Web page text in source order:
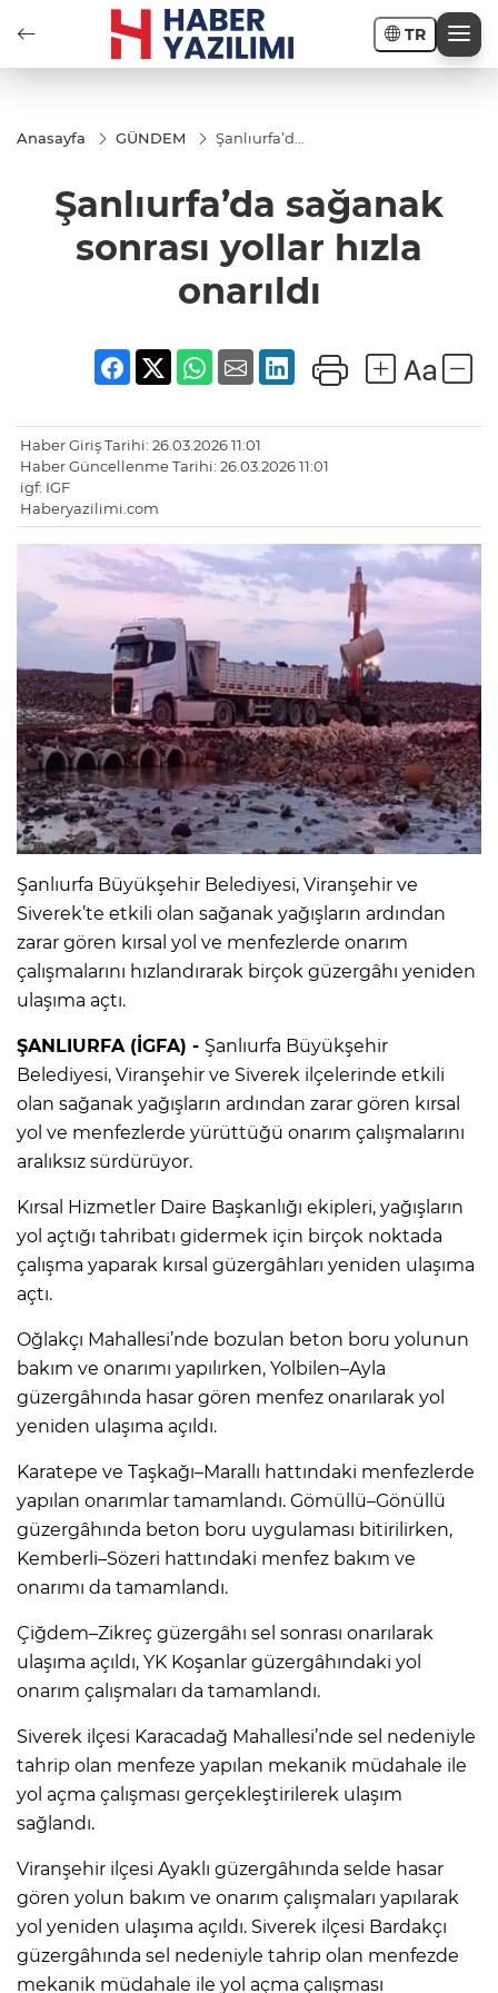
TR
Anasayfa GÜNDEM
Şanlıurfa’da
yollar hızla
onarıldı
Şanlıurfa’da sağanak
sonrası yollar hızla
onarıldı
Haber Giriş Tarihi: 26.03.2026 11:01
Haber Güncellenme Tarihi: 26.03.2026 11:01
igf: IGF
Haberyazilimi.com
Şanlıurfa Büyükşehir Belediyesi, Viranşehir ve
Siverek’te etkili olan sağanak yağışların ardından
zarar gören kırsal yol ve menfezlerde onarım
çalışmalarını hızlandırarak birçok güzergâhı yeniden
ulaşıma açtı.
ŞANLIURFA (İGFA) - Şanlıurfa Büyükşehir
Belediyesi, Viranşehir ve Siverek ilçelerinde etkili
olan sağanak yağışların ardından zarar gören kırsal
yol ve menfezlerde yürüttüğü onarım çalışmalarını
aralıksız sürdürüyor.
Kırsal Hizmetler Daire Başkanlığı ekipleri, yağışların
yol açtığı tahribatı gidermek için birçok noktada
çalışma yaparak kırsal güzergâhları yeniden ulaşıma
açtı.
Oğlakçı Mahallesi’nde bozulan beton boru yolunun
bakım ve onarımı yapılırken, Yolbilen–Ayla
güzergâhında hasar gören menfez onarılarak yol
yeniden ulaşıma açıldı.
Karatepe ve Taşkağı–Marallı hattındaki menfezlerde
yapılan onarımlar tamamlandı. Gömüllü–Gönüllü
güzergâhında beton boru uygulaması bitirilirken,
Kemberli–Sözeri hattındaki menfez bakım ve
onarımı da tamamlandı.
Çiğdem–Zikreç güzergâhı sel sonrası onarılarak
ulaşıma açıldı, YK Koşanlar güzergâhındaki yol
onarım çalışmaları da tamamlandı.
Siverek ilçesi Karacadağ Mahallesi’nde sel nedeniyle
tahrip olan menfeze yapılan mekanik müdahale ile
yol açma çalışması gerçekleştirilerek ulaşım
sağlandı.
Viranşehir ilçesi Ayaklı güzergâhında selde hasar
gören yolun bakım ve onarım çalışmaları yapılarak
yol yeniden ulaşıma açıldı. Siverek ilçesi Bardakçı
güzergâhında sel nedeniyle tahrip olan menfezde
mekanik müdahale ile yol açma çalışması